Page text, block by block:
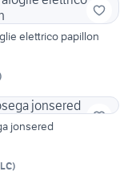
elettrico papillon
)
jonsered
LC)